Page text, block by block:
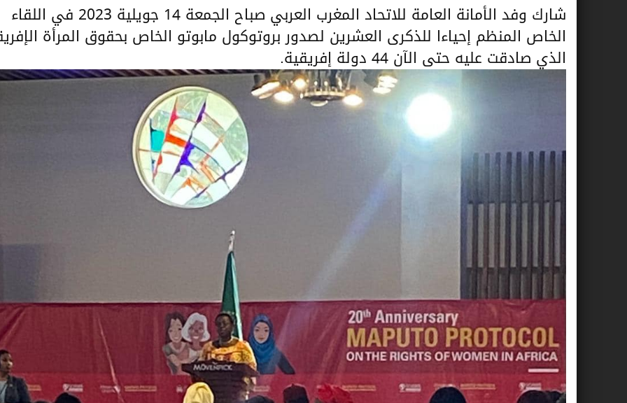
شارك وفد الأمانة العامة للاتحاد المغرب العربي صباح الجمعة 14 جويلية 2023 في اللقاء
الخاص المنظم إحياءا للذكرى العشرين لصدور بروتوكول مابوتو الخاص بحقوق المرأة
الذي صادقت عليه حتى الآن 44 دولة إفريقية.